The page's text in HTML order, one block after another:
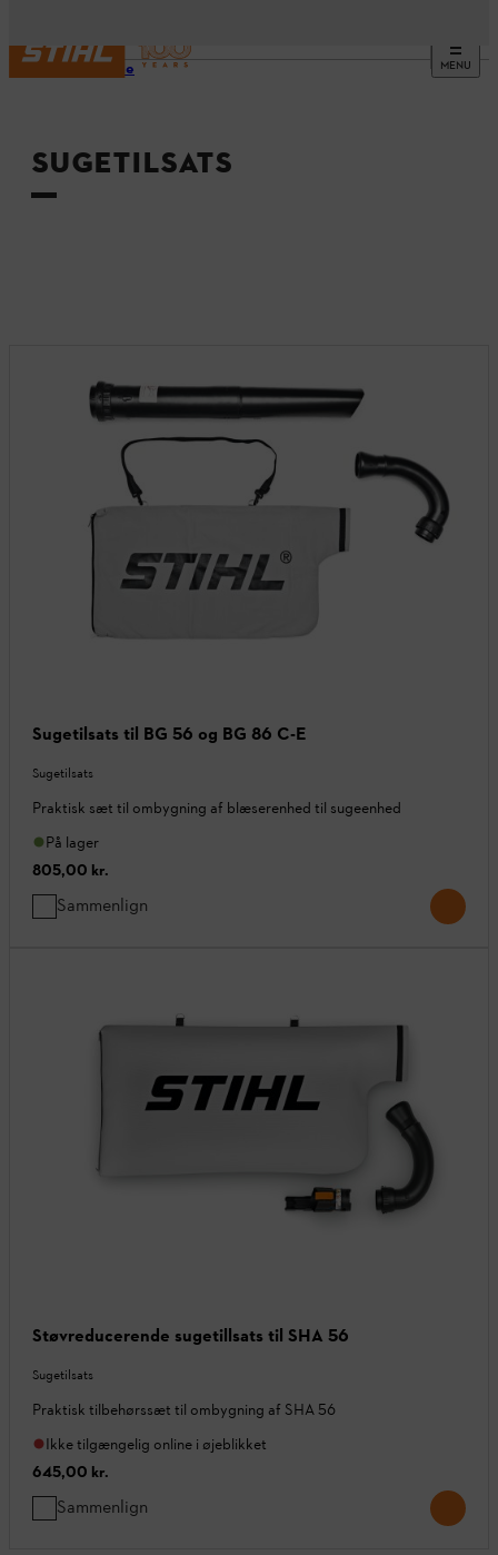
MENU
Startside
SUGETILSATS
Sugetilsats til BG 56 og BG 86 C-E
Sugetilsats
Praktisk sæt til ombygning af blæserenhed til sugeenhed
På lager
805,00 kr.
Sammenlign
Støv­reducerende sugetillsats til SHA 56
Sugetilsats
Praktisk tilbehørssæt til ombygning af SHA 56
Ikke tilgængelig online i øjeblikket
645,00 kr.
Sammenlign